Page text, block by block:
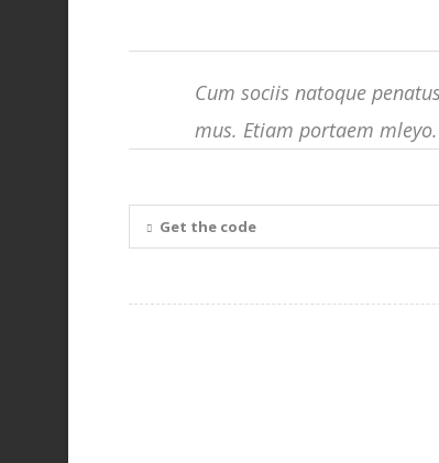
Cum sociis natoque
mus. Etiam portaem mleyo.
Get the code